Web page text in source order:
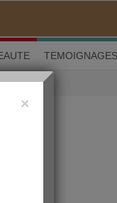
M'inscrire| Me
TEMOIGNAGES
×